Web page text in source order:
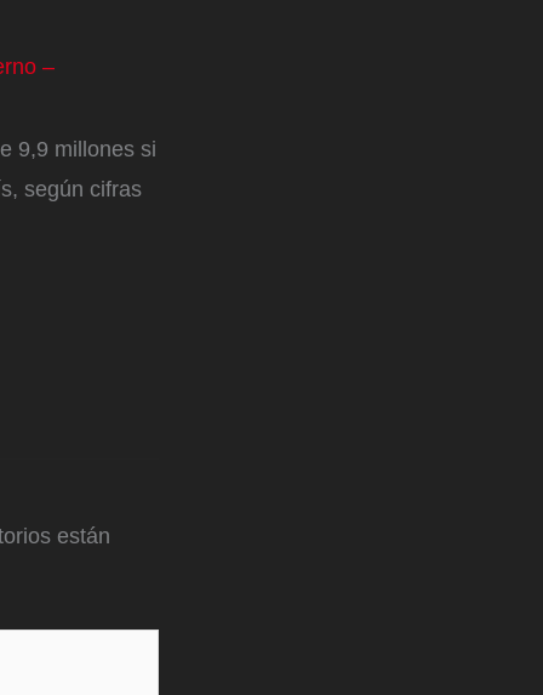
–
9,9 millones si
según cifras
están